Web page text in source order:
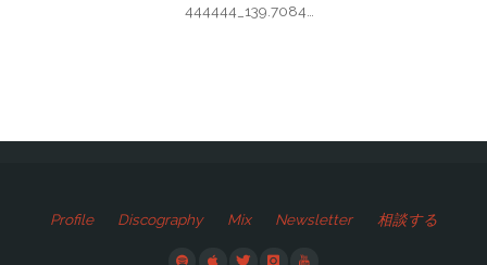
444444_139.7084…
Profile Discography Mix Newsletter 相談する